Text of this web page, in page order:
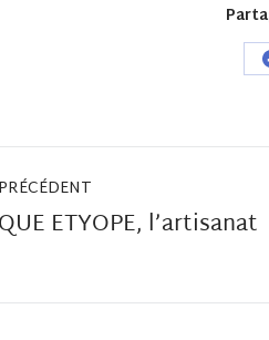
ETYOPE, l’artisanat